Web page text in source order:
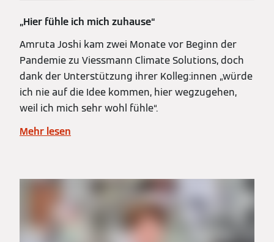
„Hier fühle ich mich zuhause“
Amruta Joshi kam zwei Monate vor Beginn der
Pandemie zu Viessmann Climate Solutions, doch
dank der Unterstützung ihrer Kolleg:innen „würde
ich nie auf die Idee kommen, hier wegzugehen,
weil ich mich sehr wohl fühle“.
Mehr lesen